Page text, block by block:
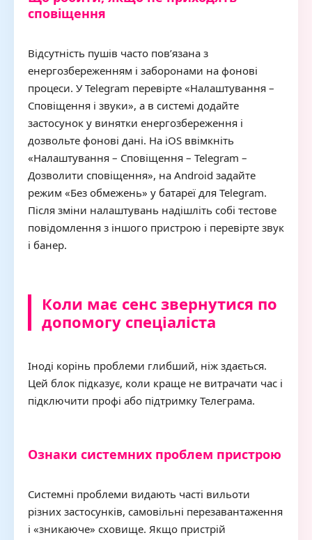
сповіщення
Відсутність пушів часто пов’язана з
енергозбереженням і заборонами на фонові
процеси. У Telegram перевірте «Налаштування –
Сповіщення і звуки», а в системі додайте
застосунок у винятки енергозбереження і
дозвольте фонові дані. На iOS ввімкніть
«Налаштування – Сповіщення – Telegram –
Дозволити сповіщення», на Android задайте
режим «Без обмежень» у батареї для Telegram.
Після зміни налаштувань надішліть собі тестове
повідомлення з іншого пристрою і перевірте звук
і банер.
Коли має сенс звернутися по
допомогу спеціаліста
Іноді корінь проблеми глибший, ніж здається.
Цей блок підказує, коли краще не витрачати час і
підключити профі або підтримку Телеграма.
Ознаки системних проблем пристрою
Системні проблеми видають часті вильоти
різних застосунків, самовільні перезавантаження
і «зникаюче» сховище. Якщо пристрій